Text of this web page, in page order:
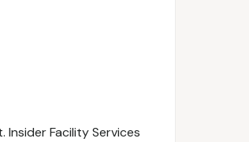
Insider Facility Services